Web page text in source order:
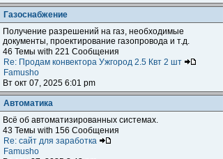
Газоснабжение
Получение разрешений на газ, необходимые
документы, проектирование газопровода и т.д.
46 Темы with 221 Сообщения
Re: Продам конвектора Ужгород 2.5 Квт 2 шт
Famusho
Вт окт 07, 2025 6:01 pm
Автоматика
Всё об автоматизированных системах.
43 Темы with 156 Сообщения
Re: сайт для заработка
Famusho